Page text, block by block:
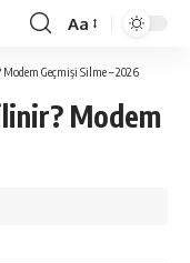
Yazı
Tipi
Boyutlandırıcı
Aa
Geçmişi Silme – 2026
Modem